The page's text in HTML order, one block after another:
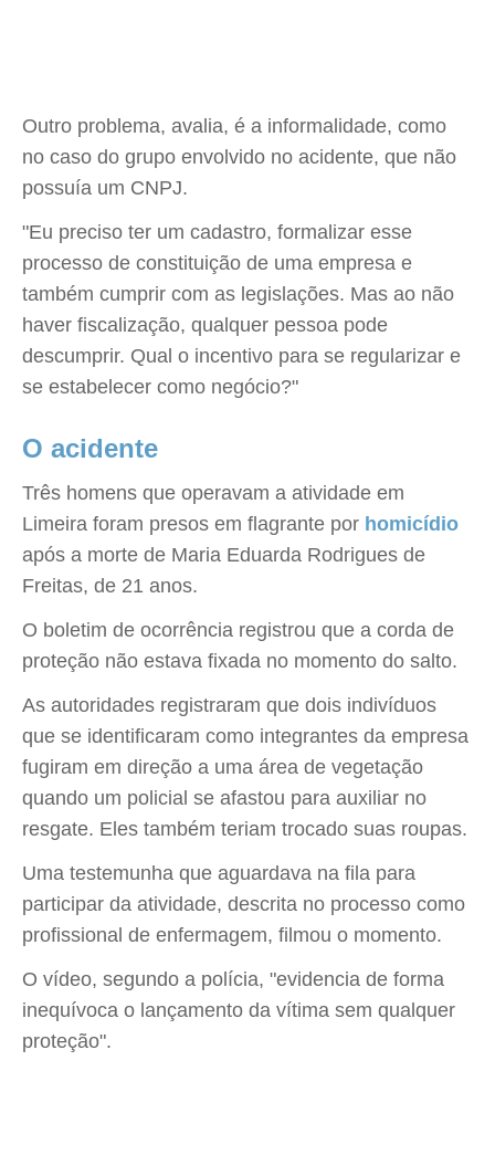
Outro problema, avalia, é a informalidade, como
no caso do grupo envolvido no acidente, que não
possuía um CNPJ.
"Eu preciso ter um cadastro, formalizar esse
processo de constituição de uma empresa e
também cumprir com as legislações. Mas ao não
haver fiscalização, qualquer pessoa pode
descumprir. Qual o incentivo para se regularizar e
se estabelecer como negócio?"
O acidente
Três homens que operavam a atividade em
Limeira foram presos em flagrante por homicídio
após a morte de Maria Eduarda Rodrigues de
Freitas, de 21 anos.
O boletim de ocorrência registrou que a corda de
proteção não estava fixada no momento do salto.
As autoridades registraram que dois indivíduos
que se identificaram como integrantes da empresa
fugiram em direção a uma área de vegetação
quando um policial se afastou para auxiliar no
resgate. Eles também teriam trocado suas roupas.
Uma testemunha que aguardava na fila para
participar da atividade, descrita no processo como
profissional de enfermagem, filmou o momento.
O vídeo, segundo a polícia, "evidencia de forma
inequívoca o lançamento da vítima sem qualquer
proteção".